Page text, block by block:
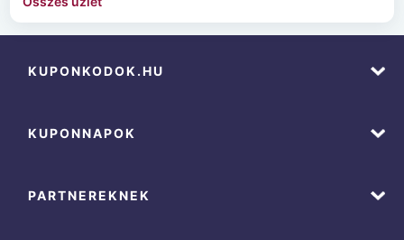
KUPONKODOK.HU
KUPONNAPOK
PARTNEREKNEK